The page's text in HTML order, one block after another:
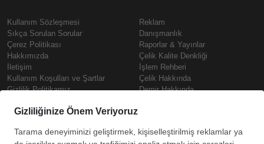
Kullanım Sözleşmesi
Sıkça Sorulan Sorular
Çerez Politikası
Hakkımızda
İletişim
Kullanım Koşulları ve Şartlar
Gizlilik Politikamız
Prime
Reklam
Danışmanlık
Raporlar & Yayınlar
Çelik Kalite Denkliği
İşlem Rehberi
Çelik Hakkında
Demir Hakkında
Çelik Fiyatları Copyright © SteelOrbis Elektronik